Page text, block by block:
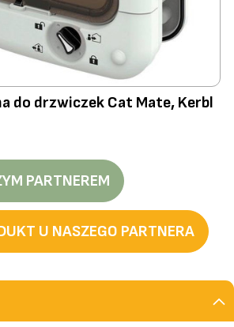
do drzwiczek Cat Mate, Kerbl
PARTNEREM
U NASZEGO PARTNERA